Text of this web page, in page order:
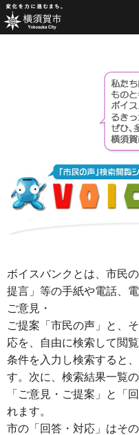
ボイスバンクとは、市民
提言」等の手紙や電話、
ご意見・
ご提案「市民の声」と、
応を、自由に検索して閲
条件を入力し検索すると
す。次に、検索結果一覧
「ご意見・ご提案」と「
れます。
市の「回答・対応」はそ